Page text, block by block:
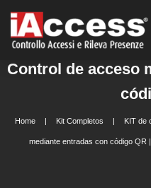
Control de acceso
Home Kit Completos KIT de
mediante entradas con código QR